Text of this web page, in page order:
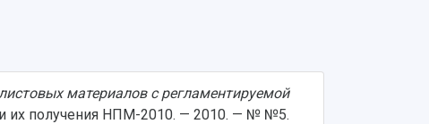
материалов с регламентируемой
их получения НПМ-2010. — 2010. — № №5.